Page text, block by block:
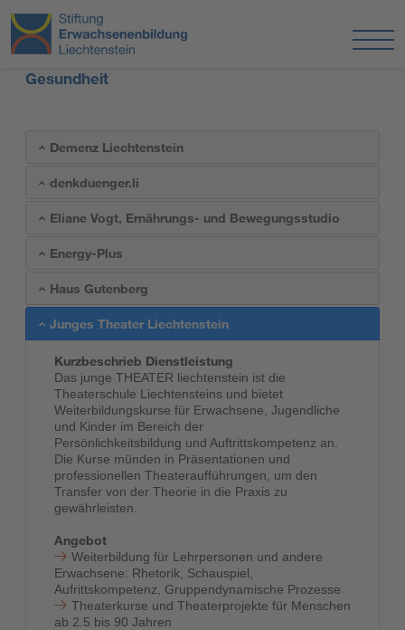
Gesundheit
Demenz Liechtenstein
denkduenger.li
Eliane Vogt, Ernährungs- und Bewegungsstudio
Energy-Plus
Haus Gutenberg
Junges Theater Liechtenstein
Kurzbeschrieb Dienstleistung
Das junge THEATER liechtenstein ist die
Theaterschule Liechtensteins und bietet
Weiterbildungskurse für Erwachsene, Jugendliche
und Kinder im Bereich der
Persönlichkeitsbildung und Auftrittskompetenz an.
Die Kurse münden in Präsentationen und
professionellen Theateraufführungen, um den
Transfer von der Theorie in die Praxis zu
gewährleisten.
Angebot
Weiterbildung für Lehrpersonen und andere
Erwachsene: Rhetorik, Schauspiel,
Aufrittskompetenz, Gruppendynamische Prozesse
Theaterkurse und Theaterprojekte für Menschen
ab 2.5 bis 90 Jahren